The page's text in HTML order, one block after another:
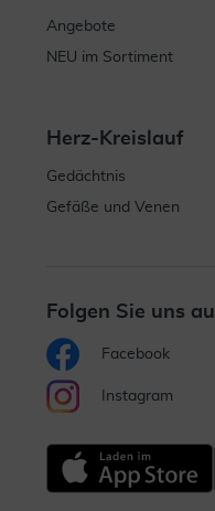
Angebote
NEU im Sortiment
Herz-Kreislauf
Gedächtnis
Gefäße und Venen
Folgen Sie uns
Facebook
Instagram